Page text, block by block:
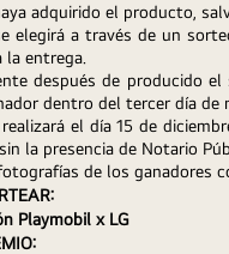
adquirido el producto,
elegirá a través de un
entrega.
después de producido
dentro del tercer día de
el día 15 de
la presencia de Notario
de los ganadores
Playmobil x LG